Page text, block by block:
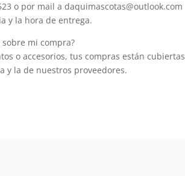
o por mail a daquimascotas@outlook.com
y la hora de entrega.
mi compra?
o accesorios, tus compras están cubiertas
y la de nuestros proveedores.